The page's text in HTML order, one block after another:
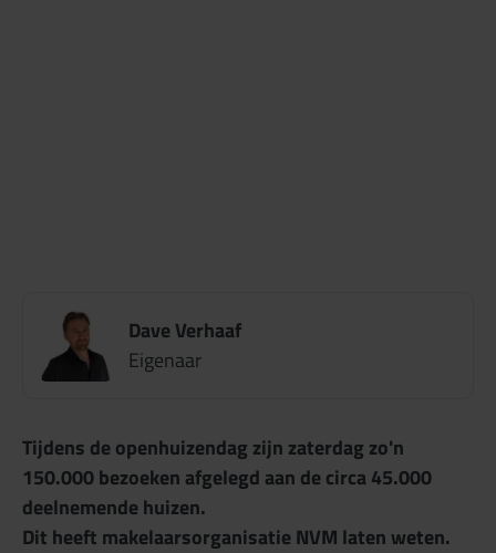
Dave Verhaaf
Eigenaar
Tijdens de openhuizendag zijn zaterdag zo'n
150.000 bezoeken afgelegd aan de circa 45.000
deelnemende huizen.
Dit heeft makelaarsorganisatie NVM laten weten.